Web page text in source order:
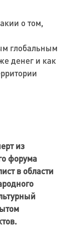
о том,
глобальным
денег и как
из
форума
в области